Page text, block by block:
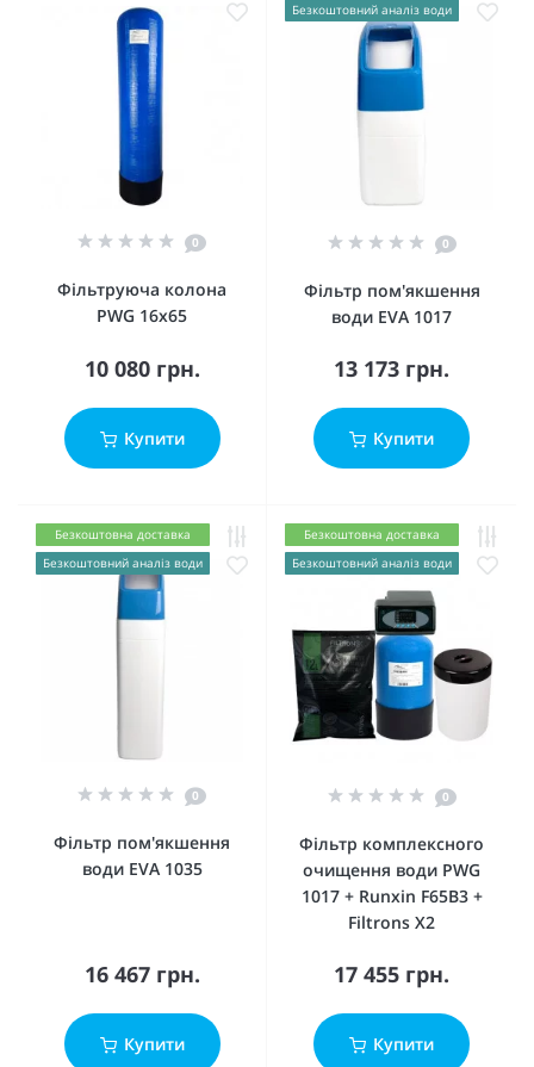
0
Фільтруюча колона
PWG 16х65
10 080 грн.
Купити
Безкоштовний аналіз води
0
Фільтр пом'якшення
води EVA 1017
13 173 грн.
Купити
Безкоштовна доставка
Безкоштовний аналіз води
0
Фільтр пом'якшення
води EVA 1035
16 467 грн.
Купити
Безкоштовна доставка
Безкоштовний аналіз води
0
Фільтр комплексного
очищення води PWG
1017 + Runxin F65B3 +
Filtrons X2
17 455 грн.
Купити